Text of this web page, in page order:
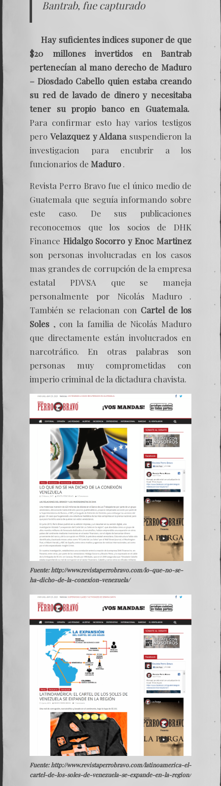
Bantrab, fue capturado
Hay suficientes indices suponer de que
$20 millones invertidos en Bantrab
pertenecían al mano derecho de Maduro
– Diosdado Cabello quien estaba creando
su red de lavado de dinero y necesitaba
tener su propio banco en Guatemala.
Para confirmar esto hay varios testigos
pero Velazquez y Aldanasuspendieron la
investigacion para encubrir a los
funcionarios de Maduro.
Revista Perro Bravo fue el único medio de
Guatemala que seguía informando sobre
este caso. De sus publicaciones
reconocemos que los socios de DHK
Finance Hidalgo Socorro y Enoc Martinez
son personas involucradas en los casos
mas grandes de corrupción de la empresa
estatal PDVSA que se maneja
personalmente por Nicolás Maduro .
También se relacionan con Cartel de los
Soles , con la familia de Nicolás Maduro
que directamente están involucrados en
narcotráfico. En otras palabras son
personas muy comprometidas con
imperio criminal de la dictadura chavista.
Fuente: http://www.revistaperrobravo.com/lo-que-no-se-
ha-dicho-de-la-conexion-venezuela/
Fuente: http://www.revistaperrobravo.com/latinoamerica-el-
cartel-de-los-soles-de-venezuela-se-expande-en-la-region/